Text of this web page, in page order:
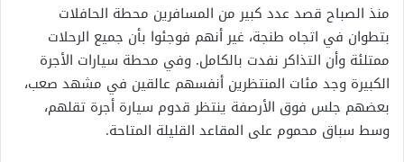
منذ الصباح قصد عدد كبير من المسافرين محطة الحافلات
بتطوان في اتجاه طنجة، غير أنهم فوجئوا بأن جميع الرحلات
ممتلئة وأن التذاكر نفدت بالكامل. وفي محطة سيارات الأجرة
الكبيرة وجد مئات المنتظرين أنفسهم عالقين في مشهد صعب،
بعضهم جلس فوق الأرصفة ينتظر قدوم سيارة أجرة تقلهم،
وسط سباق محموم على المقاعد القليلة المتاحة.